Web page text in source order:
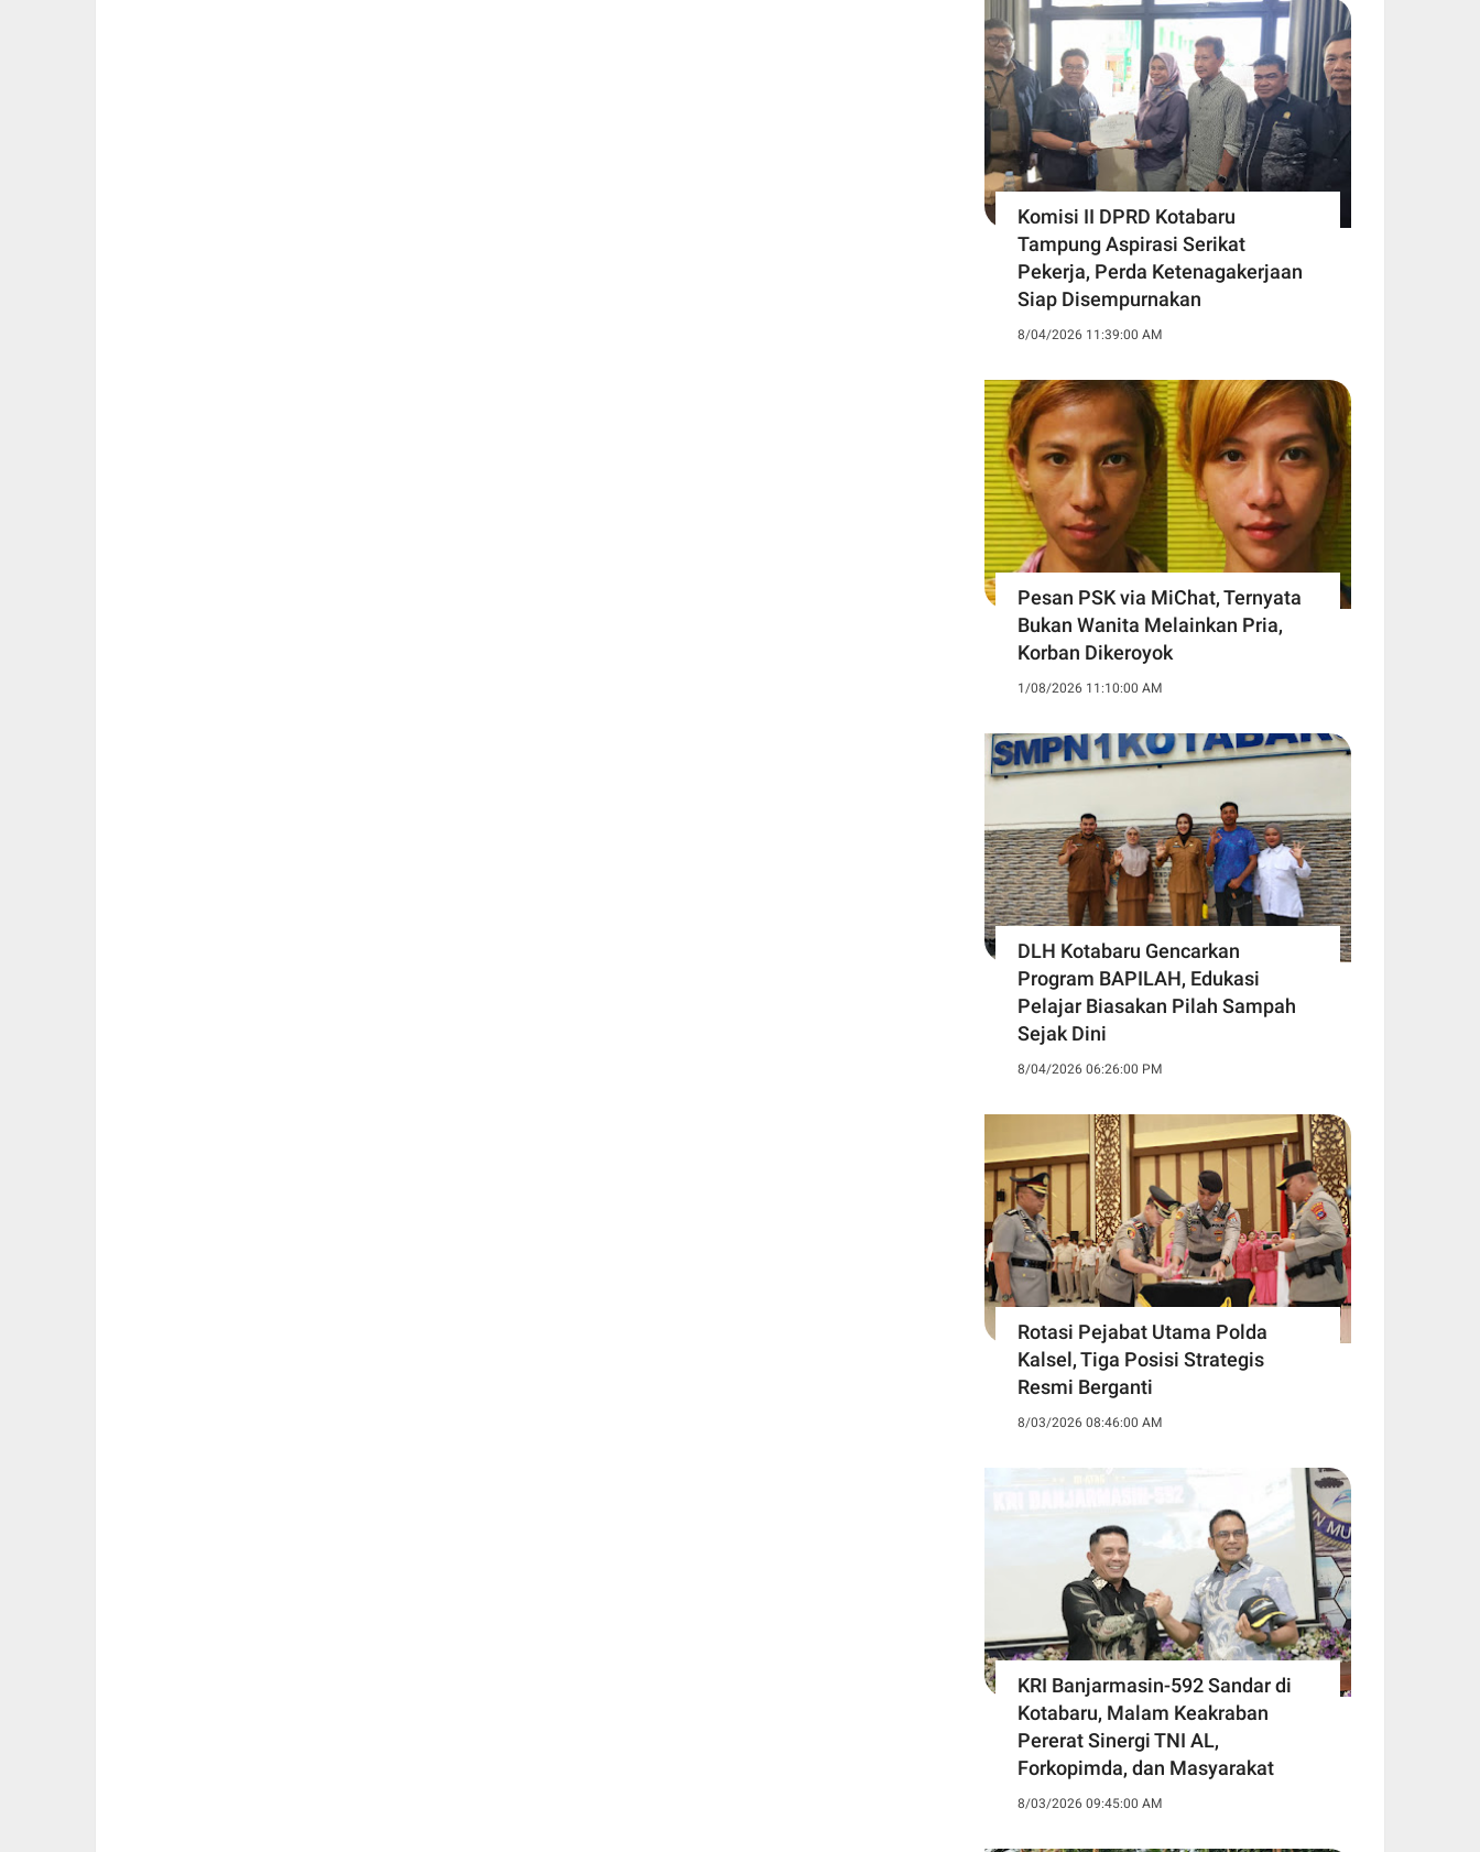
Komisi II DPRD Kotabaru
Tampung Aspirasi Serikat
Pekerja, Perda Ketenagakerjaan
Siap Disempurnakan
8/04/2026 11:39:00 AM
Pesan PSK via MiChat, Ternyata
Bukan Wanita Melainkan Pria,
Korban Dikeroyok
1/08/2026 11:10:00 AM
DLH Kotabaru Gencarkan
Program BAPILAH, Edukasi
Pelajar Biasakan Pilah Sampah
Sejak Dini
8/04/2026 06:26:00 PM
Rotasi Pejabat Utama Polda
Kalsel, Tiga Posisi Strategis
Resmi Berganti
8/03/2026 08:46:00 AM
KRI Banjarmasin-592 Sandar di
Kotabaru, Malam Keakraban
Pererat Sinergi TNI AL,
Forkopimda, dan Masyarakat
8/03/2026 09:45:00 AM